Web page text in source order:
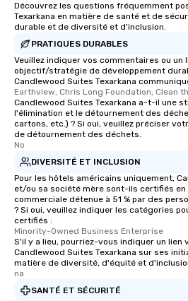
Découvrez les questions fréquemment
Texarkana en matière de santé et de
durable et de diversité et d'inclusion.
PRATIQUES DURABLES
Veuillez indiquer vos commentaires ou un
objectif/stratégie de développement
Candlewood Suites Texarkana
Earthview, Chris Long Foundation, Clean
Candlewood Suites Texarkana a-t-il une
l'élimination et le détournement des
cartons, etc.) ? Si oui, veuillez préciser
de détournement des déchets.
No
DIVERSITÉ ET INCLUSION
Pour les hôtels américains uniquement,
et/ou sa société mère sont-ils certifiés
commerciale détenue à 51 % par des
? Si oui, veuillez indiquer les catégories
certifiés :
Minority-Owned Business Enterprise
S'il y a lieu, pourriez-vous indiquer un lien
Candlewood Suites Texarkana sur ses
matière de diversité, d'équité et
na
SANTÉ ET SÉCURITÉ